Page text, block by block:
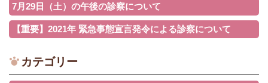
7月29日（土）の午後の診察について
【重要】2021年 緊急事態宣言発令による診察について
カテゴリー